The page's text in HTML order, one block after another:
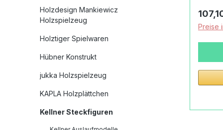
Holzdesign Mankiewicz
Holzspielzeug
Holztiger Spielwaren
Hübner Konstrukt
jukka Holzspielzeug
KAPLA Holzplättchen
Kellner Steckfiguren
und
Preise